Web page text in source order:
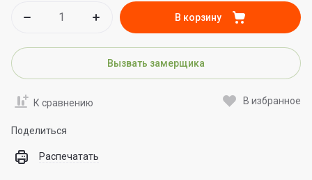
В корзину
Вызвать замерщика
К сравнению В избранное
Поделиться
Распечатать